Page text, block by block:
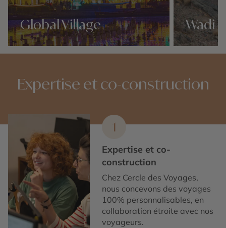
Global Village
Nos 6 idées voyage
Wadi
Nos 6 idées
Expertise et co-construction
1
Expertise et co-
construction
Chez Cercle des Voyages,
nous concevons des voyages
100% personnalisables, en
collaboration étroite avec nos
voyageurs.